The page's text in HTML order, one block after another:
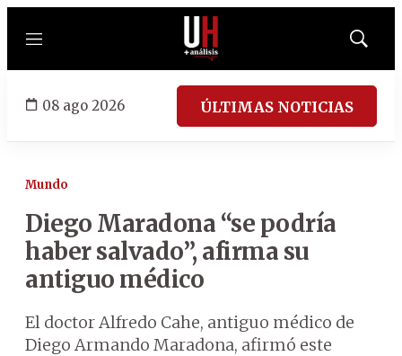
Menú
Mostrar
08 ago 2026 ÚLTIMAS NOTICIAS
Mundo
Diego Maradona “se podría
haber salvado”, afirma su
antiguo médico
El doctor Alfredo Cahe, antiguo médico de
Diego Armando Maradona, afirmó este